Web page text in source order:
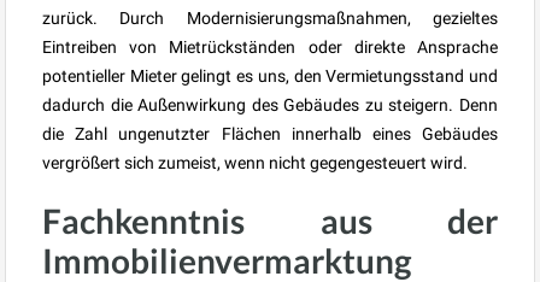
zurück. Durch Modernisierungsmaßnahmen, gezieltes
Eintreiben von Mietrückständen oder direkte Ansprache
potentieller Mieter gelingt es uns, den Vermietungsstand und
dadurch die Außenwirkung des Gebäudes zu steigern. Denn
die Zahl ungenutzter Flächen innerhalb eines Gebäudes
vergrößert sich zumeist, wenn nicht gegengesteuert wird.
Fachkenntnis aus der
Immobilienvermarktung